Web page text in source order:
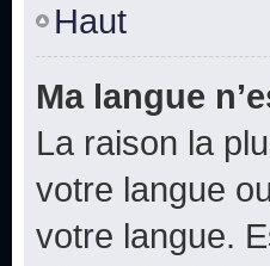
Haut
Ma langue
La raison la
votre langue
votre langue.